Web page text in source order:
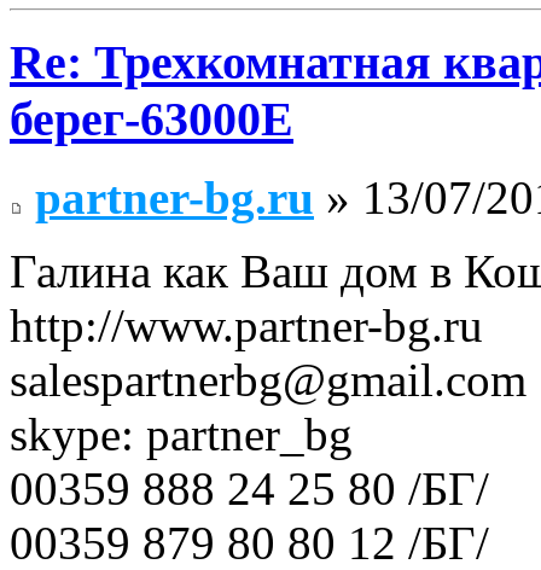
Re: Трехкомнатная
берег-63000E
partner-bg.ru » 13/07/
Галина как Ваш дом в
http://www.partner-bg.ru
salespartnerbg@gmail.com
skype: partner_bg
00359 888 24 25 80 /БГ/
00359 879 80 80 12 /БГ/